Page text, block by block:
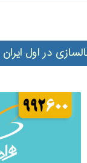
در اول ایران